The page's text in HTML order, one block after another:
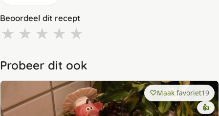
Beoordeel dit recept
★ ★ ★ ★ ★
Probeer dit ook
Maak favoriet19
👍